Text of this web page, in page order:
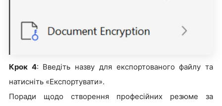
Крок 4: Введіть назву для експортованого файлу та
натисніть «Експортувати».
Поради щодо створення професійних резюме за